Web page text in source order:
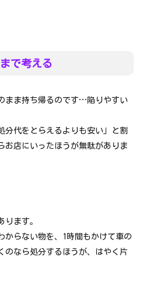
で考える
まま持ち帰るのです…陥りやすい
分代をとらえるよりも安い」と割
お店にいったほうが無駄がありま
ります。
からない物を、1時間もかけて車の
のなら処分するほうが、はやく片